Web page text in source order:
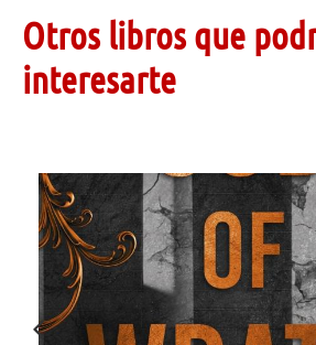
Otros libros que
interesarte